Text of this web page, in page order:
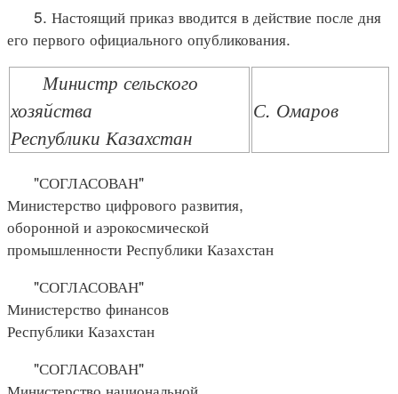
5. Настоящий приказ вводится в действие после дня
его первого официального опубликования.
Министр сельского
хозяйства
Республики Казахстан
С. Омаров
"СОГЛАСОВАН"
Министерство цифрового развития,
оборонной и аэрокосмической
промышленности Республики Казахстан
"СОГЛАСОВАН"
Министерство финансов
Республики Казахстан
"СОГЛАСОВАН"